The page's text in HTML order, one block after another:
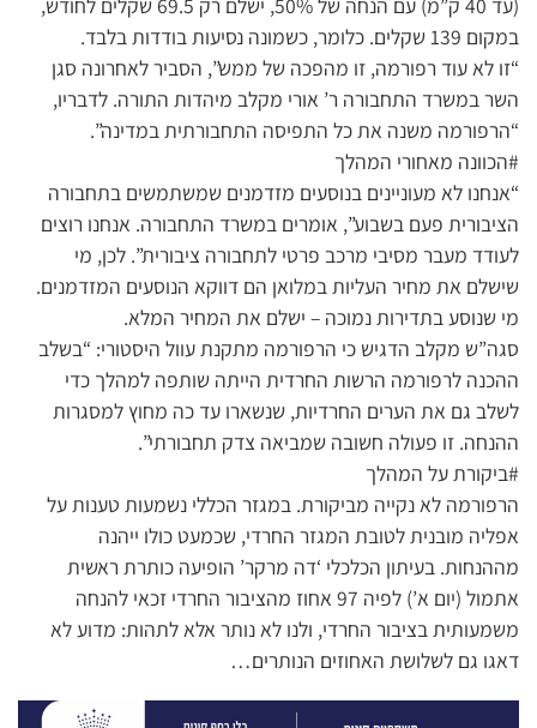
במקום 139 שקלים. כלומר, כשמונה נסיעות בודדות בלבד.
“זו לא עוד רפורמה, זו מהפכה של ממש”, הסביר לאחרונה סגן
השר במשרד התחבורה ר’ אורי מקלב מיהדות התורה. לדבריו,
“הרפורמה משנה את כל התפיסה התחבורתית במדינה”.
#הכוונה מאחורי המהלך
“אנחנו לא מעוניינים בנוסעים מזדמנים שמשתמשים בתחבורה
הציבורית פעם בשבוע”, אומרים במשרד התחבורה. אנחנו רוצים
לעודד מעבר מסיבי מרכב פרטי לתחבורה ציבורית”. לכן, מי
שישלם את מחיר העליות במלואן הם דווקא הנוסעים המזדמנים.
מי שנוסע בתדירות נמוכה – ישלם את המחיר המלא.
סגה”ש מקלב הדגיש כי הרפורמה מתקנת עוול היסטורי: “בשלב
ההכנה לרפורמה הרשות החרדית הייתה שותפה למהלך כדי
לשלב גם את הערים החרדיות, שנשארו עד כה מחוץ למסגרות
ההנחה. זו פעולה חשובה שמביאה צדק תחבורתי”.
#ביקורת על המהלך
הרפורמה לא נקייה מביקורת. במגזר הכללי נשמעות טענות על
אפליה מובנית לטובת המגזר החרדי, שכמעט כולו ייהנה
מההנחות. בעיתון הכלכלי ‘דה מרקר’ הופיעה כותרת ראשית
אתמול (יום א’) לפיה 97 אחוז מהציבור החרדי זכאי להנחה
משמעותית בציבור החרדי, ולנו לא נותר אלא לתהות: מדוע לא
דאגו גם לשלושת האחוזים הנותרים…